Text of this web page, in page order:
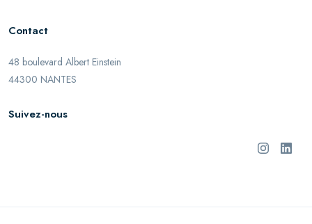
Contact
48 boulevard Albert Einstein
44300 NANTES
Suivez-nous